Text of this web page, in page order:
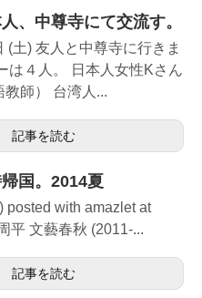
、中尊寺にて交流す。
(土) 友人と中尊寺に行きま
は４人。 日本人女性Kさん
教師） 台湾人...
記事を読む
国。2014夏
posted with amazlet at
平 文藝春秋 (2011-...
記事を読む